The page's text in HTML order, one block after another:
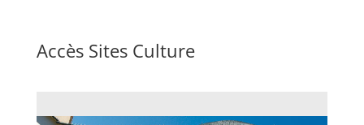
Accès Sites Culture